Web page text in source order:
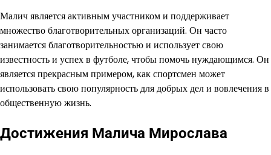
Малич является активным участником и поддерживает
множество благотворительных организаций. Он часто
занимается благотворительностью и использует свою
известность и успех в футболе, чтобы помочь нуждающимся. Он
является прекрасным примером, как спортсмен может
использовать свою популярность для добрых дел и вовлечения в
общественную жизнь.
Достижения Малича Мирослава